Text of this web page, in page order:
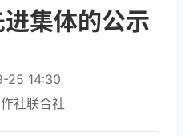
集体的公示
25 14:30
社联合社